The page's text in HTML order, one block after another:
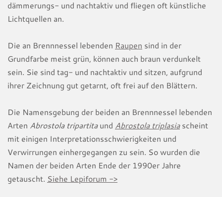
dämmerungs- und nachtaktiv und fliegen oft künstliche
Lichtquellen an.
Die an Brennnessel lebenden Raupen sind in der
Grundfarbe meist grün, können auch braun verdunkelt
sein. Sie sind tag- und nachtaktiv und sitzen, aufgrund
ihrer Zeichnung gut getarnt, oft frei auf den Blättern.
Die Namensgebung der beiden an Brennnessel lebenden
Arten Abrostola tripartitaund Abrostola triplasiascheint
mit einigen Interpretationsschwierigkeiten und
Verwirrungen einhergegangen zu sein. So wurden die
Namen der beiden Arten Ende der 1990er Jahre
getauscht. Siehe Lepiforum ->